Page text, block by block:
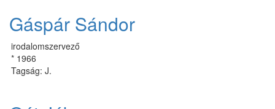
Gáspár Sándor
irodalomszervező
* 1966
Tagság: J.